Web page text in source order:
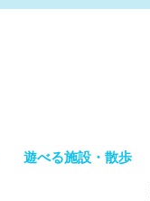
遊べる施設・散歩